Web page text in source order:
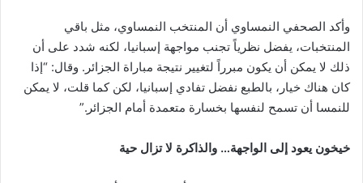
وأكد الصحفي النمساوي أن المنتخب النمساوي، مثل باقي
المنتخبات، يفضل نظرياً تجنب مواجهة إسبانيا، لكنه شدد على أن
ذلك لا يمكن أن يكون مبرراً لتغيير نتيجة مباراة الجزائر. وقال: “إذا
كان هناك خيار، بالطبع نفضل تفادي إسبانيا، لكن كما قلت، لا يمكن
للنمسا أن تسمح لنفسها بخسارة متعمدة أمام الجزائر.”
خيخون يعود إلى الواجهة… والذاكرة لا تزال حية